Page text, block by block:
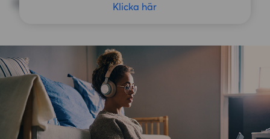
Klicka här